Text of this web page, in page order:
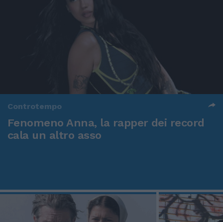
Controtempo
Fenomeno Anna, la rapper dei record
cala un altro asso